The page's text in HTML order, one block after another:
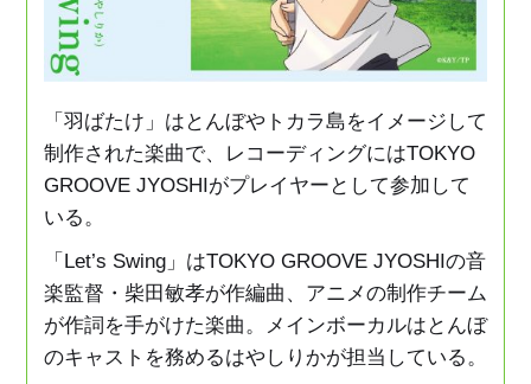
「羽ばたけ」はとんぼやトカラ島をイメージして
制作された楽曲で、レコーディングにはTOKYO
GROOVE JYOSHIがプレイヤーとして参加して
いる。
「Let’s Swing」はTOKYO GROOVE JYOSHIの音
楽監督・柴田敏孝が作編曲、アニメの制作チーム
が作詞を手がけた楽曲。メインボーカルはとんぼ
のキャストを務めるはやしりかが担当している。